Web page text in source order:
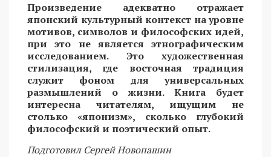
Произведение адекватно отражает
японский культурный контекст на уровне
мотивов, символов и философских идей,
при это не является этнографическим
исследованием. Это художественная
стилизация, где восточная традиция
служит фоном для универсальных
размышлений о жизни. Книга будет
интересна читателям, ищущим не
столько «японизм», сколько глубокий
философский и поэтический опыт.
Подготовил Сергей Новопашин